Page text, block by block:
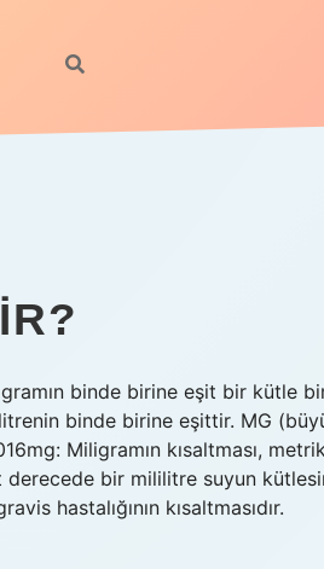
binde birine eşit bir kütle
binde birine eşittir. MG
Miligramın kısaltması,
bir mililitre suyun
hastalığının kısaltmasıdır.